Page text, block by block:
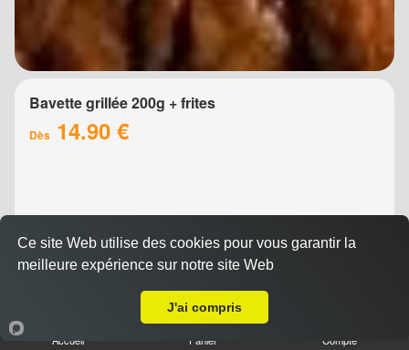
Bavette grillée 200g + frites
Dès 14.90 €
Accueil Panier Compte
Ce site Web utilise des cookies pour vous garantir la
meilleure expérience sur notre site Web
J'ai compris